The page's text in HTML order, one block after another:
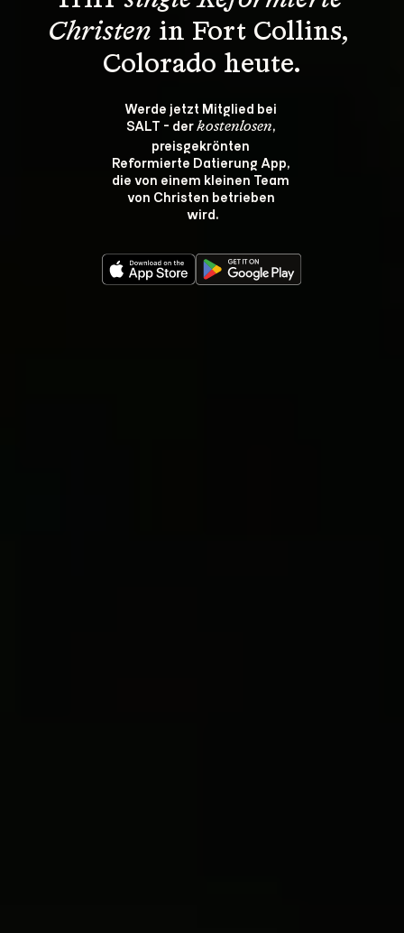
Christen in Fort Collins,
Colorado heute.
Werde jetzt Mitglied bei
SALT - der kostenlosen,
preisgekrönten
Reformierte Datierung App,
die von einem kleinen Team
von Christen betrieben
wird.